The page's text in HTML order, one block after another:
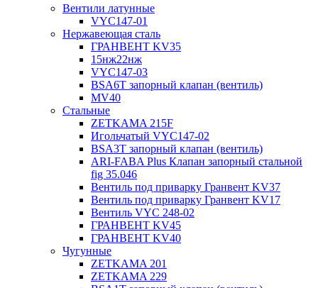
Вентили латунные
VYC147-01
Нержавеющая сталь
ГРАНВЕНТ KV35
15нж22нж
VYC147-03
BSA6T запорный клапан (вентиль)
MV40
Стальные
ZETKAMA 215F
Игольчатый VYC147-02
BSA3T запорный клапан (вентиль)
ARI-FABA Plus Клапан запорный стальной
fig 35.046
Вентиль под приварку Гранвент KV37
Вентиль под приварку Гранвент KV17
Вентиль VYC 248-02
ГРАНВЕНТ KV45
ГРАНВЕНТ KV40
Чугунные
ZETKAMA 201
ZETKAMA 229